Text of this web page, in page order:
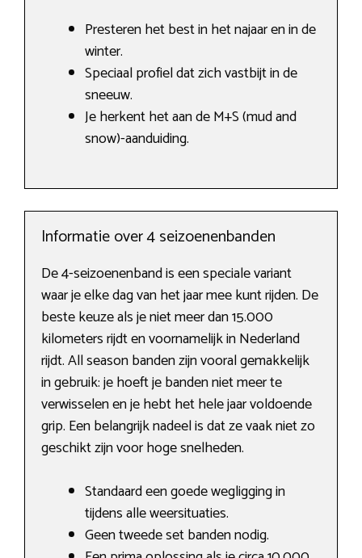
Presteren het best in het najaar en in de
winter.
Speciaal profiel dat zich vastbijt in de
sneeuw.
Je herkent het aan de M+S (mud and
snow)-aanduiding.
Informatie over 4 seizoenenbanden
De 4-seizoenenband is een speciale variant
waar je elke dag van het jaar mee kunt rijden. De
beste keuze als je niet meer dan 15.000
kilometers rijdt en voornamelijk in Nederland
rijdt. All season banden zijn vooral gemakkelijk
in gebruik: je hoeft je banden niet meer te
verwisselen en je hebt het hele jaar voldoende
grip. Een belangrijk nadeel is dat ze vaak niet zo
geschikt zijn voor hoge snelheden.
Standaard een goede wegligging in
tijdens alle weersituaties.
Geen tweede set banden nodig.